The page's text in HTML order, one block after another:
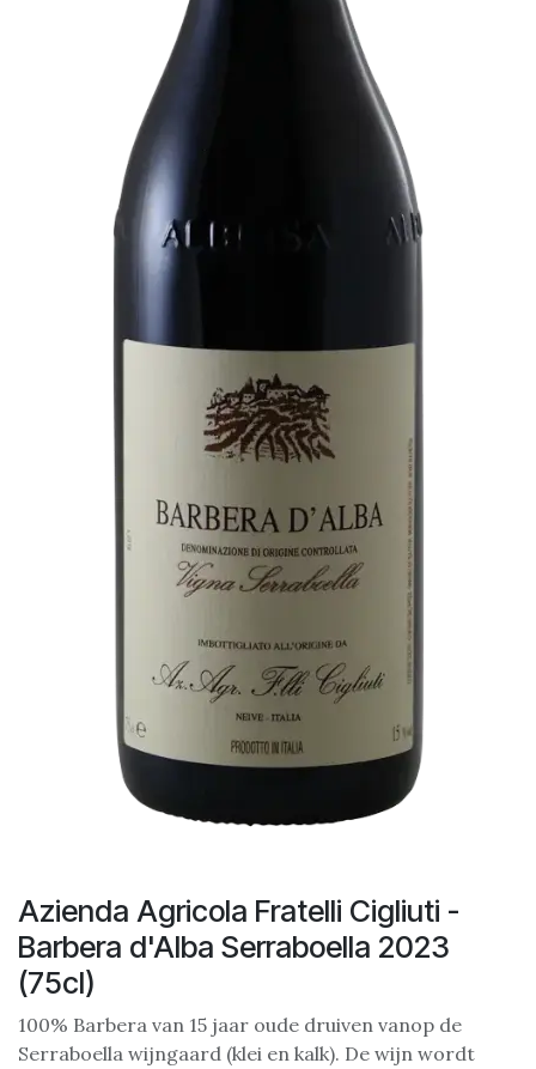
Azienda Agricola Fratelli Cigliuti -
Barbera d'Alba Serraboella 2023
(75cl)
100% Barbera van 15 jaar oude druiven vanop de
Serraboella wijngaard (klei en kalk). De wijn wordt